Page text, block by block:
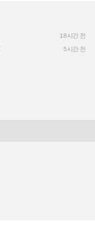
18시간 전
5시간 전